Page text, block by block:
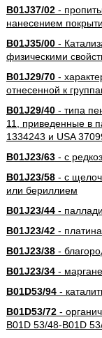
B01J37/02-
нанесением
B01J35/00-
физическими
B01J29/70-
отнесенной к
B01J29/40- типа
11, приведенные в
1334243 и USA
B01J23/63- с
B01J23/58- с
или бериллием
B01J23/44-
B01J23/42- платина
B01J23/38-
B01J23/34-
B01D53/94-
B01D53/72-
B01D 53/48-B01D